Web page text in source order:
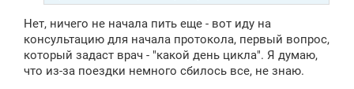
Нет, ничего не начала пить еще - вот иду на
консультацию для начала протокола, первый вопрос,
который задаст врач - "какой день цикла". Я думаю,
что из-за поездки немного сбилось все, не знаю.